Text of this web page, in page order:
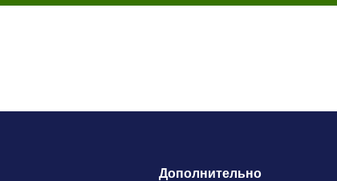
Дополнительно